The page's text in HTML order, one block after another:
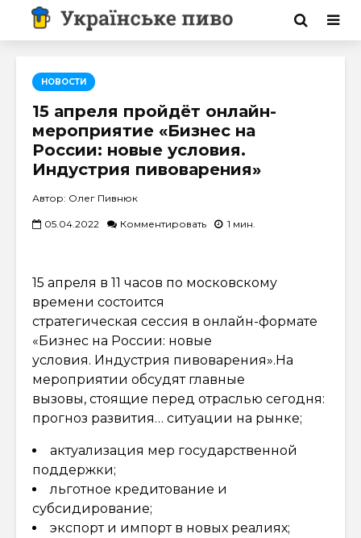
НОВОСТИ
15 апреля пройдёт онлайн-
мероприятие «Бизнес на
России: новые условия.
Индустрия пивоварения»
Автор: Олег Пивнюк
05.04.2022 Комментировать 1 мин.
15 апреля в 11 часов по московскому
времени состоится
стратегическая сессия в онлайн-формате
«Бизнес на России: новые
условия. Индустрия пивоварения».На
мероприятии обсудят главные
вызовы, стоящие перед отраслью сегодня:
прогноз развития… ситуации на рынке;
актуализация мер государственной
поддержки;
льготное кредитование и
субсидирование;
экспорт и импорт в новых реалиях;